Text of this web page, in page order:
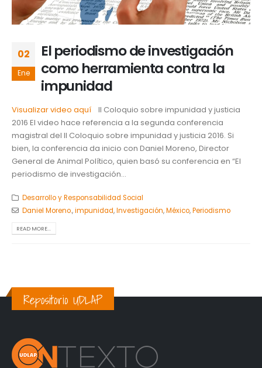
02
Ene
El periodismo de investigación
como herramienta contra la
impunidad
Visualizar video aquí
II Coloquio sobre impunidad y justicia
2016 El video hace referencia a la segunda conferencia
magistral del II Coloquio sobre impunidad y justicia 2016. Si
bien, la conferencia da inicio con Daniel Moreno, Director
General de Animal Político, quien basó su conferencia en “El
periodismo de investigación...
Desarrollo y Responsabilidad Social
Daniel Moreno.,impunidad,Investigación,México,Periodismo
READ MORE...
Repositorio UDLAP